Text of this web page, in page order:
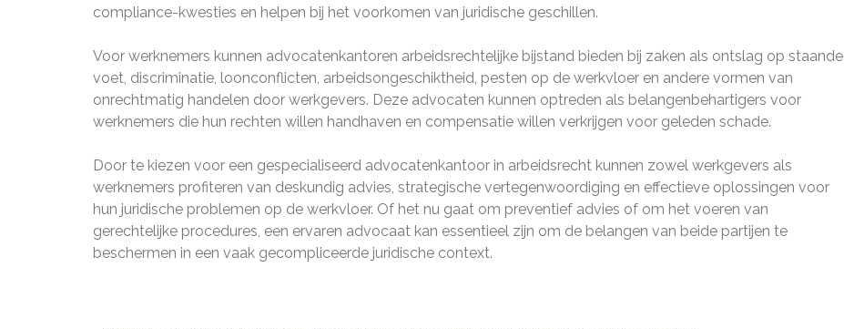
compliance-kwesties en helpen bij het voorkomen van juridische geschillen.
Voor werknemers kunnen advocatenkantoren arbeidsrechtelijke bijstand bieden bij zaken als ontslag op staande
voet, discriminatie, loonconflicten, arbeidsongeschiktheid, pesten op de werkvloer en andere vormen van
onrechtmatig handelen door werkgevers. Deze advocaten kunnen optreden als belangenbehartigers voor
werknemers die hun rechten willen handhaven en compensatie willen verkrijgen voor geleden schade.
Door te kiezen voor een gespecialiseerd advocatenkantoor in arbeidsrecht kunnen zowel werkgevers als
werknemers profiteren van deskundig advies, strategische vertegenwoordiging en effectieve oplossingen voor
hun juridische problemen op de werkvloer. Of het nu gaat om preventief advies of om het voeren van
gerechtelijke procedures, een ervaren advocaat kan essentieel zijn om de belangen van beide partijen te
beschermen in een vaak gecompliceerde juridische context.